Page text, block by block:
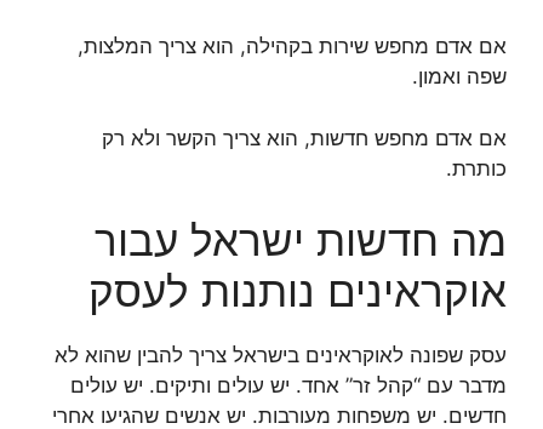
אם אדם מחפש שירות בקהילה, הוא צריך המלצות,
שפה ואמון.
אם אדם מחפש חדשות, הוא צריך הקשר ולא רק
כותרת.
מה חדשות ישראל עבור
אוקראינים נותנות לעסק
עסק שפונה לאוקראינים בישראל צריך להבין שהוא לא
מדבר עם “קהל זר” אחד. יש עולים ותיקים. יש עולים
חדשים. יש משפחות מעורבות. יש אנשים שהגיעו אחרי